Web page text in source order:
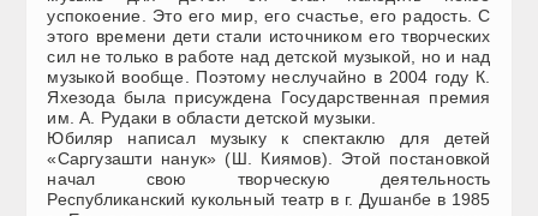
успокоение. Это его мир, его счастье, его радость. С
этого времени дети стали источником его творческих
сил не только в работе над детской музыкой, но и над
музыкой вообще. Поэтому неслучайно в 2004 году К.
Яхезода была присуждена Государственная премия
им. А. Рудаки в области детской музыки.
Юбиляр написал музыку к спектаклю для детей
«Саргузашти нанук» (Ш. Киямов). Этой постановкой
начал свою творческую деятельность
Республиканский кукольный театр в г. Душанбе в 1985